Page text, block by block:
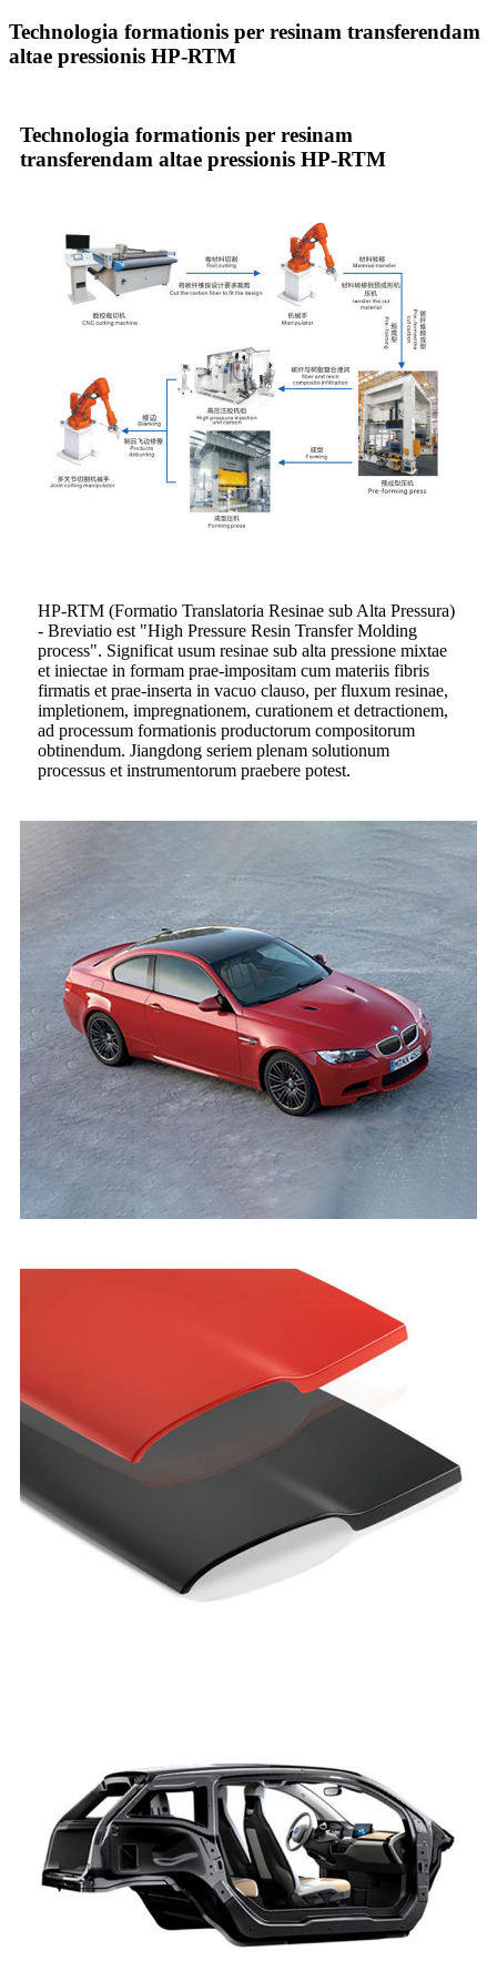
Technologia formationis per resinam transferendam
altae pressionis HP-RTM
Technologia formationis per resinam
transferendam altae pressionis HP-RTM
HP-RTM (Formatio Translatoria Resinae sub Alta Pressura)
- Breviatio est "High Pressure Resin Transfer Molding
process". Significat usum resinae sub alta pressione mixtae
et iniectae in formam prae-impositam cum materiis fibris
firmatis et prae-inserta in vacuo clauso, per fluxum resinae,
impletionem, impregnationem, curationem et detractionem,
ad processum formationis productorum compositorum
obtinendum. Jiangdong seriem plenam solutionum
processus et instrumentorum praebere potest.